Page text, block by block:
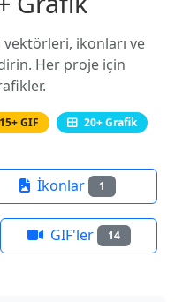
vektörleri, ikonları ve
Her proje için
15+ GIF 20+ Grafik
İkonlar 1
GIF'ler 14